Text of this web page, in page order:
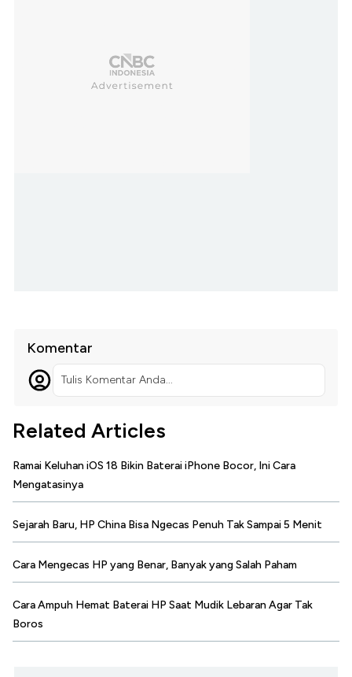
Komentar
Tulis Komentar Anda...
Related Articles
Ramai Keluhan iOS 18 Bikin Baterai iPhone Bocor, Ini Cara
Mengatasinya
Sejarah Baru, HP China Bisa Ngecas Penuh Tak Sampai 5 Menit
Cara Mengecas HP yang Benar, Banyak yang Salah Paham
Cara Ampuh Hemat Baterai HP Saat Mudik Lebaran Agar Tak
Boros